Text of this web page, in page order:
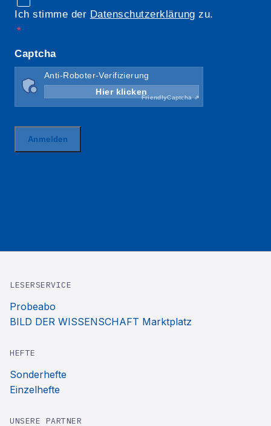
LESERSERVICE
Probeabo
BILD DER WISSENSCHAFT Marktplatz
HEFTE
Sonderhefte
Einzelhefte
UNSERE PARTNER